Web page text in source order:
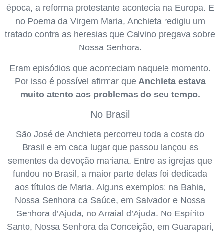
época, a reforma protestante acontecia na Europa. E
no Poema da Virgem Maria, Anchieta redigiu um
tratado contra as heresias que Calvino pregava sobre
Nossa Senhora.
Eram episódios que aconteciam naquele momento.
Por isso é possível afirmar que Anchieta estava
muito atento aos problemas do seu tempo.
No Brasil
São José de Anchieta percorreu toda a costa do
Brasil e em cada lugar que passou lançou as
sementes da devoção mariana. Entre as igrejas que
fundou no Brasil, a maior parte delas foi dedicada
aos títulos de Maria. Alguns exemplos: na Bahia,
Nossa Senhora da Saúde, em Salvador e Nossa
Senhora d’Ajuda, no Arraial d’Ajuda. No Espírito
Santo, Nossa Senhora da Conceição, em Guarapari,